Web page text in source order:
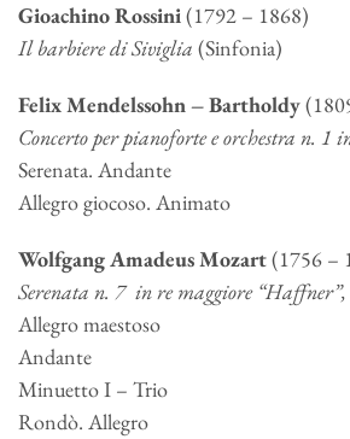
Gioachino Rossini(1792 – 1868)
Il barbiere di Siviglia (Sinfonia)
Felix Mendelssohn – Bartholdy
Concerto per pianoforte e orchestra n. 1
Serenata. Andante
Allegro giocoso. Animato
Wolfgang Amadeus Mozart(1756 –
Serenata n. 7 in re maggiore “Haffner
Allegro maestoso
Andante
Minuetto I – Trio
Rondò. Allegro